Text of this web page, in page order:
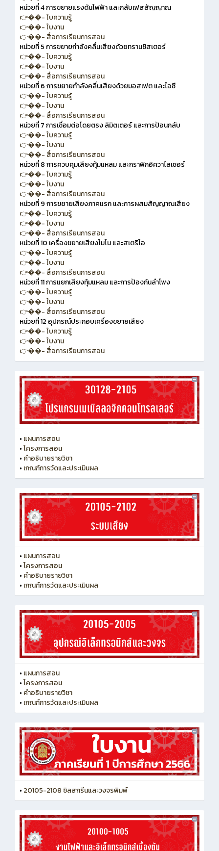
หน่วยที่ 4 การขยายแรงดันไฟฟ้า และกลับเฟสสัญญาณ
👉��- ใบความรู้
👉��- ใบงาน
👉��- สื่อการเรียนการสอน
หน่วยที่ 5 การขยายกำลังคลื่นเสียงด้วยทรานซิสเตอร์
👉��- ใบความรู้
👉��- ใบงาน
👉��- สื่อการเรียนการสอน
หน่วยที่ 6 การขยายกำลังคลื่นเสียงด้วยมอสเฟต และไอซี
👉��- ใบความรู้
👉��- ใบงาน
👉��- สื่อการเรียนการสอน
หน่วยที่ 7 การเชื่อมต่อโดยตรง ลิมิตเตอร์ และการป้อนกลับ
👉��- ใบความรู้
👉��- ใบงาน
👉��- สื่อการเรียนการสอน
หน่วยที่ 8 การควบคุมเสียงทุ้มแหลม และกราฟิกอิควาไลเซอร์
👉��- ใบความรู้
👉��- ใบงาน
👉��- สื่อการเรียนการสอน
หน่วยที่ 9 การขยายเสียงภาคแรก และการผสมสัญญาณเสียง
👉��- ใบความรู้
👉��- ใบงาน
👉��- สื่อการเรียนการสอน
หน่วยที่ 10 เครื่องขยายเสียงโมโน และสเตริโอ
👉��- ใบความรู้
👉��- ใบงาน
👉��- สื่อการเรียนการสอน
หน่วยที่ 11 การแยกเสียงทุ้มแหลม และการป้องกันลำโพง
👉��- ใบความรู้
👉��- ใบงาน
👉��- สื่อการเรียนการสอน
หน่วยที่ 12 อุปกรณ์ประกอบเครื่องขยายเสียง
👉��- ใบความรู้
👉��- ใบงาน
👉��- สื่อการเรียนการสอน
• แผนการสอน
•โครงการสอน
• คำอธิบายรายวิชา
• เกณฑ์การวัดและประเมินผล
• แผนการสอน
•โครงการสอน
• คำอธิบายรายวิชา
• เกณฑ์การวัดและประเมินผล
• แผนการสอน
•โครงการสอน
• คำอธิบายรายวิชา
• เกณฑ์การวัดและประเมินผล
• 20105-2108 ซิลสกรีนและวงจรพิมพ์